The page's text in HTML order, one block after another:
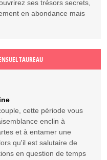
ses trésors secrets,
en abondance mais
TAUREAU
cette période vous
enclin à
et à entamer une
qu'il est salutaire de
en question de temps